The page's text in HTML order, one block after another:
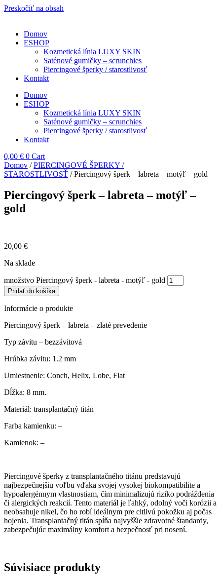
Preskočiť na obsah
Domov
ESHOP
Kozmetická línia LUXY SKIN
Saténové gumičky – scrunchies
Piercingové šperky / starostlivosť
Kontakt
Domov
ESHOP
Kozmetická línia LUXY SKIN
Saténové gumičky – scrunchies
Piercingové šperky / starostlivosť
Kontakt
0,00 € 0 Cart
Domov /PIERCINGOVÉ ŠPERKY /
STAROSTLIVOSŤ / Piercingový šperk – labreta – motýľ – gold
Piercingový šperk – labreta – motýľ –
gold
20,00 €
Na sklade
množstvo Piercingový šperk - labreta - motýľ - gold
Pridať do košíka
Informácie o produkte
Piercingový šperk – labreta – zlaté prevedenie
Typ závitu – bezzávitová
Hrúbka závitu: 1.2 mm
Umiestnenie: Conch, Helix, Lobe, Flat
Dĺžka: 8 mm.
Materiál: transplantačný titán
Farba kamienku: –
Kamienok: –
Piercingové šperky z transplantačného titánu predstavujú
najbezpečnejšiu voľbu vďaka svojej vysokej biokompatibilite a
hypoalergénnym vlastnostiam, čím minimalizujú riziko podráždenia
či alergických reakcií. Tento materiál je ľahký, odolný voči korózii a
neobsahuje nikel, čo ho robí ideálnym pre citlivú pokožku aj počas
hojenia. Transplantačný titán spĺňa najvyššie zdravotné štandardy,
zabezpečujúc maximálny komfort a bezpečnosť pri nosení.
Súvisiace produkty